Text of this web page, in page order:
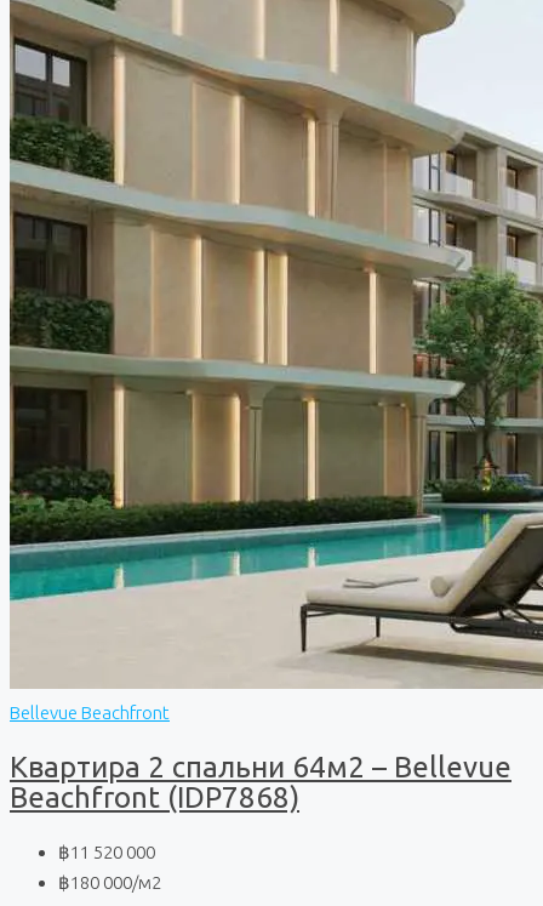
Bellevue Beachfront
Квартира 2 спальни 64м2 – Bellevue
Beachfront (IDP7868)
฿11 520 000
฿180 000/м2